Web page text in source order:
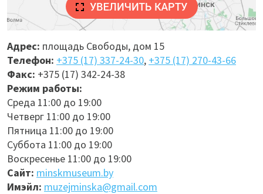
Адрес: площадь Свободы, дом 15
Телефон: +375 (17) 337-24-30, +375 (17) 270-43-66
Факс: +375 (17) 342-24-38
Режим работы:
Среда 11:00 до 19:00
Четверг 11:00 до 19:00
Пятница 11:00 до 19:00
Суббота 11:00 до 19:00
Воскресенье 11:00 до 19:00
Сайт: minskmuseum.by
Имэйл: muzejminska@gmail.com